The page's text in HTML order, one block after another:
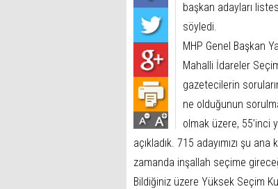
başkan adayları
söyledi.
MHP Genel Başkan
Mahalli İdareler
gazetecilerin
ne olduğunun
olmak üzere, 55’inci
açıkladık. 715 adayımızı şu
zamanda inşallah seçime
Bildiğiniz üzere Yüksek Seçim